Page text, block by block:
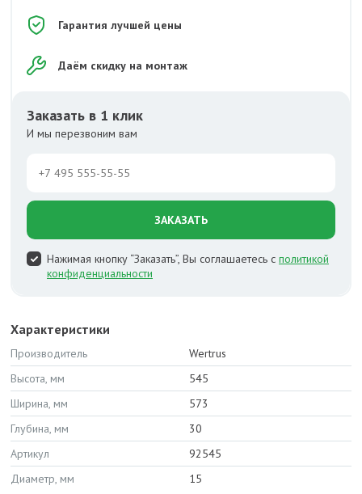
Гарантия лучшей цены
Даём скидку на монтаж
Заказать в 1 клик
И мы перезвоним вам
ЗАКАЗАТЬ
Нажимая кнопку “Заказать”, Вы соглашаетесь с политикой
конфиденциальности
Характеристики
Производитель
Wertrus
Высота, мм
545
Ширина, мм
573
Глубина, мм
30
Артикул
92545
Диаметр, мм
15